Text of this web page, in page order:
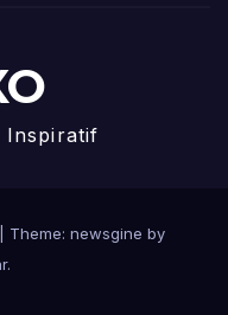
Inspiratif
Theme: newsgine by
.